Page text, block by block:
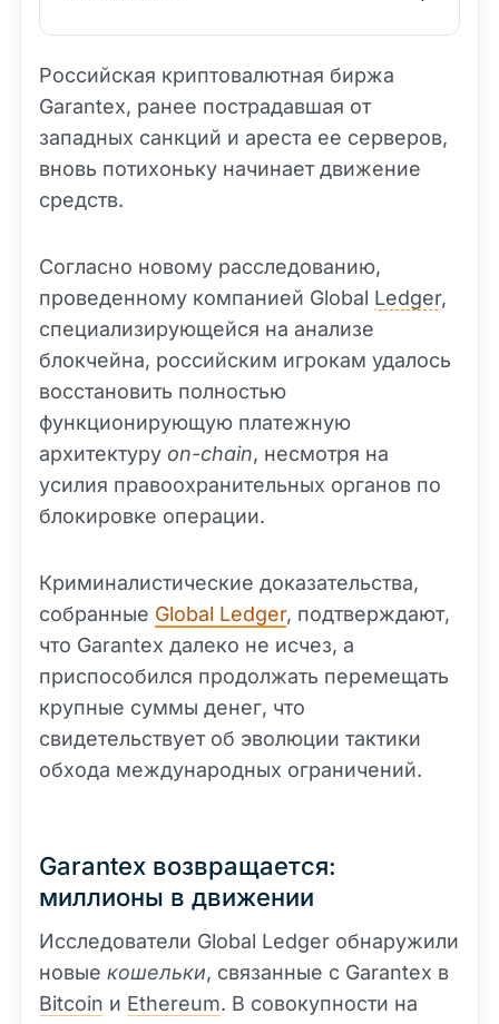
Российская криптовалютная биржа
Garantex, ранее пострадавшая от
западных санкций и ареста ее серверов,
вновь потихоньку начинает движение
средств.
Согласно новому расследованию,
проведенному компанией Global Ledger,
специализирующейся на анализе
блокчейна, российским игрокам удалось
восстановить полностью
функционирующую платежную
архитектуру on-chain, несмотря на
усилия правоохранительных органов по
блокировке операции.
Криминалистические доказательства,
собранные Global Ledger, подтверждают,
что Garantex далеко не исчез, а
приспособился продолжать перемещать
крупные суммы денег, что
свидетельствует об эволюции тактики
обхода международных ограничений.
Garantex возвращается:
миллионы в движении
Исследователи Global Ledger обнаружили
новые кошельки, связанные с Garantex в
Bitcoin и Ethereum. В совокупности на